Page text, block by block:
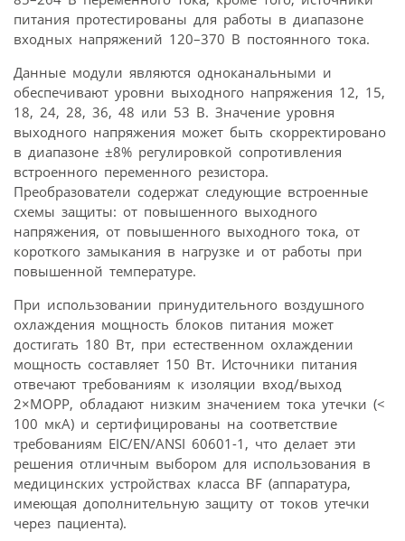
питания протестированы для работы в диапазоне
входных напряжений 120–370 В постоянного тока.
Данные модули являются одноканальными и
обеспечивают уровни выходного напряжения 12, 15,
18, 24, 28, 36, 48 или 53 В. Значение уровня
выходного напряжения может быть скорректировано
в диапазоне ±8% регулировкой сопротивления
встроенного переменного резистора.
Преобразователи содержат следующие встроенные
схемы защиты: от повышенного выходного
напряжения, от повышенного выходного тока, от
короткого замыкания в нагрузке и от работы при
повышенной температуре.
При использовании принудительного воздушного
охлаждения мощность блоков питания может
достигать 180 Вт, при естественном охлаждении
мощность составляет 150 Вт. Источники питания
отвечают требованиям к изоляции вход/выход
2×MOPP, обладают низким значением тока утечки (<
100 мкА) и сертифицированы на соответствие
требованиям EIC/EN/ANSI 60601-1, что делает эти
решения отличным выбором для использования в
медицинских устройствах класса BF (аппаратура,
имеющая дополнительную защиту от токов утечки
через пациента).